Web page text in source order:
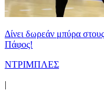
Δίνει δωρεάν μπύρα
Πάφος!
ΝΤΡΙΜΠΛΕΣ
|